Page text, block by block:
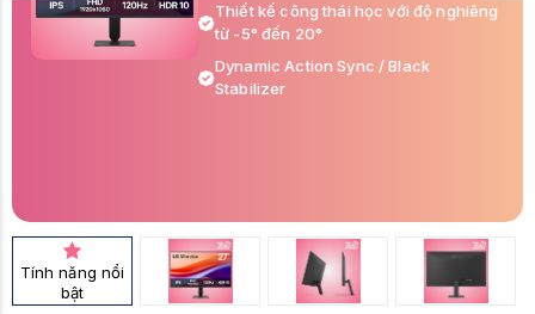
Thiết kế công thái học với độ nghiêng
từ -5° đến 20°
Dynamic Action Sync / Black
Stabilizer
Tính năng nổi
bật